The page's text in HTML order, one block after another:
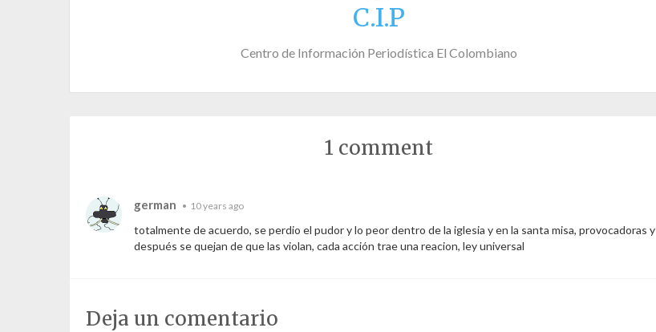
C.I.P
Centro de Información Periodística El Colombiano
1 comment
german • 10 years ago
totalmente de acuerdo, se perdio el pudor y lo peor dentro de la iglesia y en la santa misa, provocadoras y
después se quejan de que las violan, cada acción trae una reacion, ley universal
Deja un comentario